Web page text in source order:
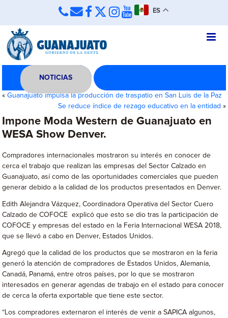
ES
NOTICIAS
«Guanajuato impulsa la producción de traspatio en San Luis de la Paz
Se reduce índice de rezago educativo en la entidad »
Impone Moda Western de Guanajuato en
WESA Show Denver.
Compradores internacionales mostraron su interés en conocer de
cerca el trabajo que realizan las empresas del Sector Calzado en
Guanajuato, así como de las oportunidades comerciales que pueden
generar debido a la calidad de los productos presentados en Denver.
Edith Alejandra Vázquez, Coordinadora Operativa del Sector Cuero
Calzado de COFOCE explicó que esto se dio tras la participación de
COFOCE y empresas del estado en la Feria Internacional WESA 2018,
que se llevó a cabo en Denver, Estados Unidos.
Agregó que la calidad de los productos que se mostraron en la feria
generó la atención de compradores de Estados Unidos, Alemania,
Canadá, Panamá, entre otros países, por lo que se mostraron
interesados en generar agendas de trabajo en el estado para conocer
de cerca la oferta exportable que tiene este sector.
“Los compradores externaron el interés de venir a SAPICA algunos,